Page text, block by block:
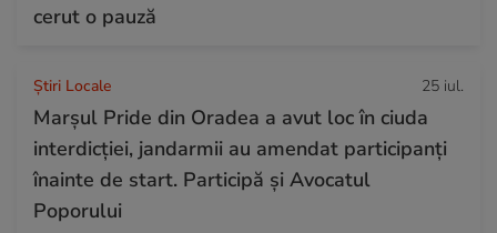
cerut o pauză
Știri Locale 25 iul.
Marșul Pride din Oradea a avut loc în ciuda
interdicției, jandarmii au amendat participanți
înainte de start. Participă și Avocatul
Poporului